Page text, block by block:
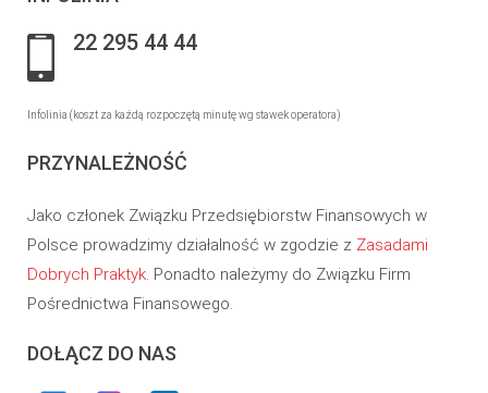
22 295 44 44
Infolinia (koszt za każdą rozpoczętą minutę wg stawek operatora)
PRZYNALEŻNOŚĆ
Jako członek Związku Przedsiębiorstw Finansowych w
Polsce prowadzimy działalność w zgodzie z Zasadami
Dobrych Praktyk. Ponadto należymy do Związku Firm
Pośrednictwa Finansowego.
DOŁĄCZ DO NAS